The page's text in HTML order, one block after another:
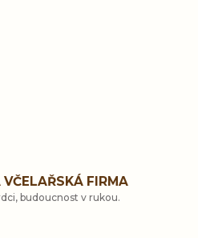
VČELAŘSKÁ FIRMA
budoucnost v rukou.